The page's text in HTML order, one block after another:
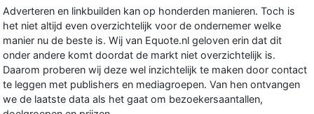
Adverteren en linkbuilden kan op honderden manieren. Toch is
het niet altijd even overzichtelijk voor de ondernemer welke
manier nu de beste is. Wij van Equote.nl geloven erin dat dit
onder andere komt doordat de markt niet overzichtelijk is.
Daarom proberen wij deze wel inzichtelijk te maken door contact
te leggen met publishers en mediagroepen. Van hen ontvangen
we de laatste data als het gaat om bezoekersaantallen,